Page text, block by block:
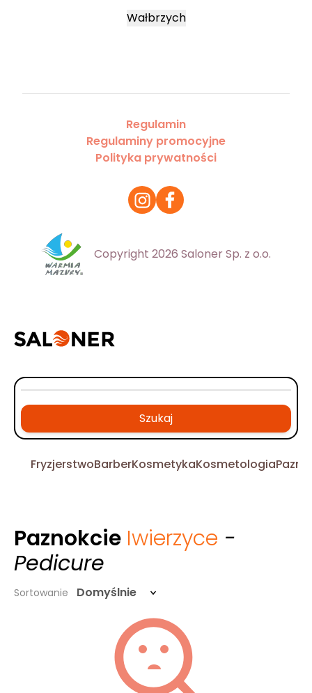
Wałbrzych
Regulamin
Regulaminy promocyjne
Polityka prywatności
Copyright 2026 Saloner Sp. z o.o.
Szukaj
FryzjerstwoBarberKosmetykaKosmetologia
Paznokcie Iwierzyce -
Pedicure
Sortowanie Domyślnie